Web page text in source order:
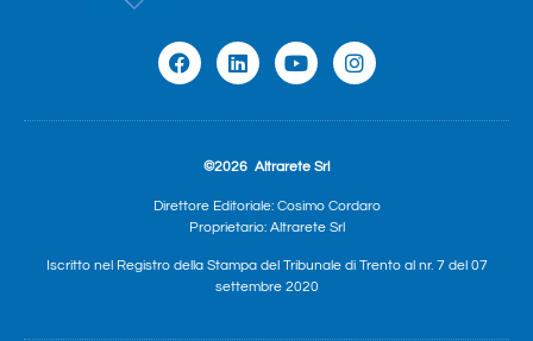
©2026 Altrarete Srl
Direttore Editoriale: Cosimo Cordaro
Proprietario: Altrarete Srl
Iscritto nel Registro della Stampa del Tribunale di Trento al nr. 7 del 07
settembre 2020